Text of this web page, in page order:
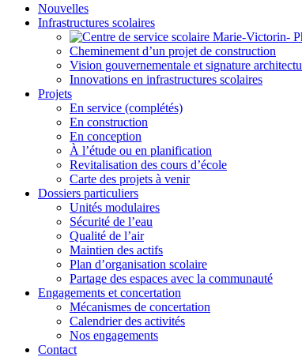
Nouvelles
Infrastructures scolaires
Cheminement d’un projet de construction
Vision gouvernementale et signature
Innovations en infrastructures scolaires
Projets
En service (complétés)
En construction
En conception
À l’étude ou en planification
Revitalisation des cours d’école
Carte des projets à venir
Dossiers particuliers
Unités modulaires
Sécurité de l’eau
Qualité de l’air
Maintien des actifs
Plan d’organisation scolaire
Partage des espaces avec la communauté
Engagements et concertation
Mécanismes de concertation
Calendrier des activités
Nos engagements
Contact